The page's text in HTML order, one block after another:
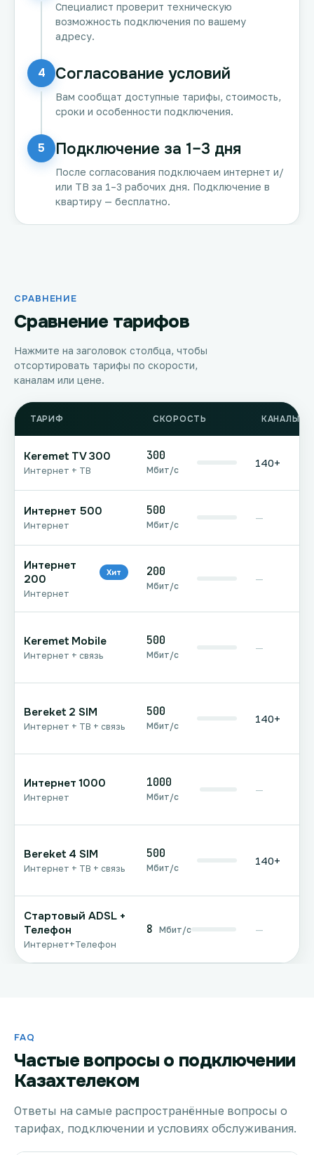
Специалист проверит техническую
возможность подключения по вашему
адресу.
4 Согласование условий
Вам сообщат доступные тарифы, стоимость,
сроки и особенности подключения.
5 Подключение за 1–3 дня
После согласования подключаем интернет и/
или ТВ за 1–3 рабочих дня. Подключение в
квартиру — бесплатно.
СРАВНЕНИЕ
Сравнение тарифов
Нажмите на заголовок столбца, чтобы
отсортировать тарифы по скорости,
каналам или цене.
ТАРИФ СКОРОСТЬ КАНАЛЫ
Keremet TV 300
Интернет + ТВ
300
Мбит/с
140+
Интернет 500
Интернет
500
Мбит/с
—
Интернет
200
Хит
Интернет
200
Мбит/с
—
Keremet Mobile
Интернет + связь
500
Мбит/с
—
Bereket 2 SIM
Интернет + ТВ + связь
500
Мбит/с
140+
Интернет 1000
Интернет
1000
Мбит/с
—
Bereket 4 SIM
Интернет + ТВ + связь
500
Мбит/с
140+
Стартовый ADSL +
Телефон
Интернет+Телефон
8 Мбит/с —
FAQ
Частые вопросы о подключении
Казахтелеком
Ответы на самые распространённые вопросы о
тарифах, подключении и условиях обслуживания.